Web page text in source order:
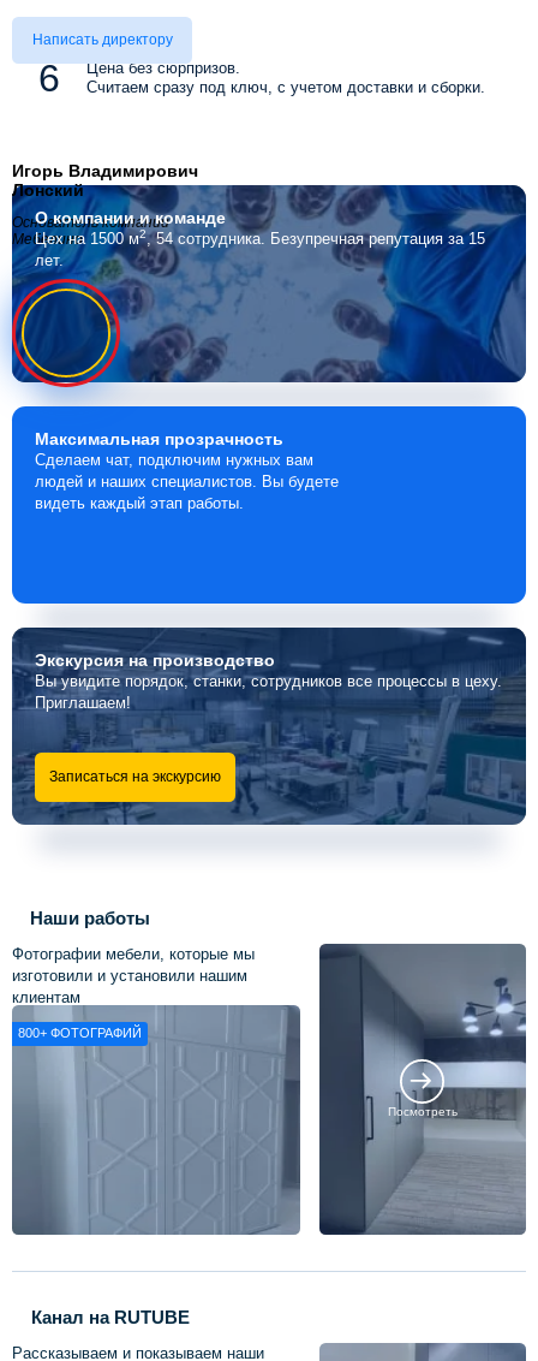
Цена без сюрпризов.
Считаем сразу под ключ, с учетом доставки и сборки.
Написать директору
Игорь Владимирович
Лонский
Основатель компании
Мебелино
О компаниии команде
Цех на 1500 м2, 54 сотрудника. Безупречная репутация за 15
лет.
Максимальная прозрачность
Сделаем чат, подключим нужных вам
людей и наших специалистов. Вы будете
видеть каждый этап работы.
Экскурсияна производство
Вы увидите порядок, станки, сотрудников все процессы в цеху.
Приглашаем!
Записаться на экскурсию
Наши работы
Фотографии мебели, которые мы
изготовили и установили нашим
клиентам
800+ ФОТОГРАФИЙ
Посмотреть
Канал на RUTUBE
Рассказываем и показываем наши